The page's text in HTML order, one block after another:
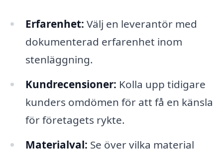
Erfarenhet: Välj en leverantör med
dokumenterad erfarenhet inom
stenläggning.
Kundrecensioner: Kolla upp tidigare
kunders omdömen för att få en känsla
för företagets rykte.
Materialval: Se över vilka material